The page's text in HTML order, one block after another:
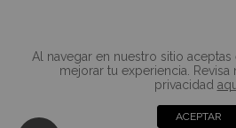
Al navegar en nuestro sitio
mejorar tu experiencia.
privacidad
ACEPTAR
Todos los derechos
Cuesta ©2024